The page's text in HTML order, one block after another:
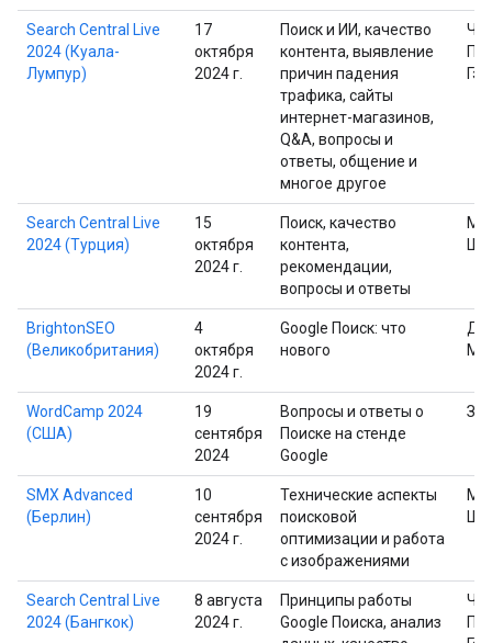
Search Central Live
2024 (Куала-
Лумпур)
17
октября
2024 г.
Поиск и ИИ, качество
контента, выявление
причин падения
трафика, сайты
интернет-магазинов,
Q&A, вопросы и
ответы, общение и
многое другое
Search Central Live
2024 (Турция)
15
октября
2024 г.
Поиск, качество
контента,
рекомендации,
вопросы и ответы
BrightonSEO
(Великобритания)
4
октября
2024 г.
Google Поиск: что
нового
WordCamp 2024
(США)
19
сентября
2024
Вопросы и ответы о
Поиске на стенде
Google
SMX Advanced
(Берлин)
10
сентября
2024 г.
Технические аспекты
поисковой
оптимизации и работа
с изображениями
Search Central Live
2024 (Бангкок)
8 августа
2024 г.
Принципы работы
Google Поиска, анализ